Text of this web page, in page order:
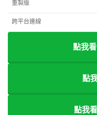
重製版
跨平台連線
點我
點
點我